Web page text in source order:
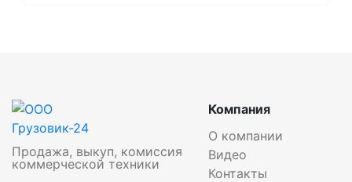
Продажа, выкуп, комиссия
коммерческой техники
Компания
О компании
Видео
Контакты